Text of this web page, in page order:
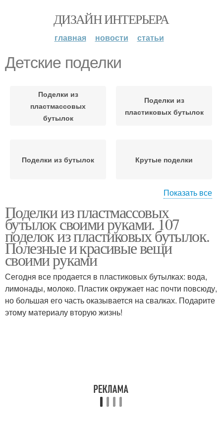
ДИЗАЙН ИНТЕРЬЕРА
главная новости статьи
Детские поделки
Поделки из
пластмассовых
бутылок
Поделки из
пластиковых бутылок
Поделки из бутылок Крутые поделки
детского сада
Поделки для сада
Полезные поделки
сада
Показать все
Поделки из пластмассовых
бутылок своими руками. 107
поделок из пластиковых бутылок.
Полезные и красивые вещи
своими руками
Сегодня все продается в пластиковых бутылках: вода,
лимонады, молоко. Пластик окружает нас почти повсюду,
но большая его часть оказывается на свалках. Подарите
этому материалу вторую жизнь!